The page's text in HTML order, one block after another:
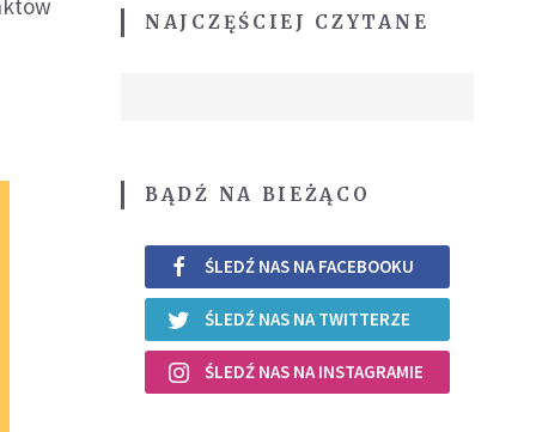
NAJCZĘŚCIEJ CZYTANE
BĄDŹ NA BIEŻĄCO
ŚLEDŹ NAS NA FACEBOOKU
ŚLEDŹ NAS NA TWITTERZE
ŚLEDŹ NAS NA INSTAGRAMIE